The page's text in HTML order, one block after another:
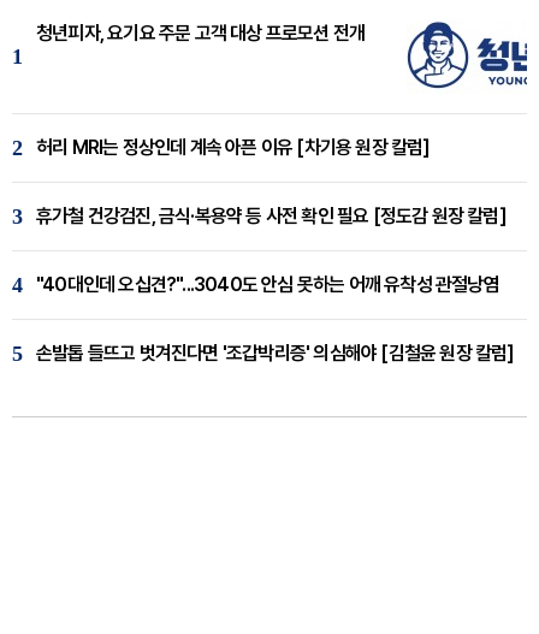
1
청년피자, 요기요 주문 고객 대상 프로모션 전개
2 허리 MRI는 정상인데 계속 아픈 이유 [차기용 원장 칼럼]
3 휴가철 건강검진, 금식·복용약 등 사전 확인 필요 [정도감 원장 칼럼]
4 "40대인데 오십견?"...3040도 안심 못하는 어깨 유착성 관절낭염
5 손발톱 들뜨고 벗겨진다면 '조갑박리증' 의심해야 [김철윤 원장 칼럼]